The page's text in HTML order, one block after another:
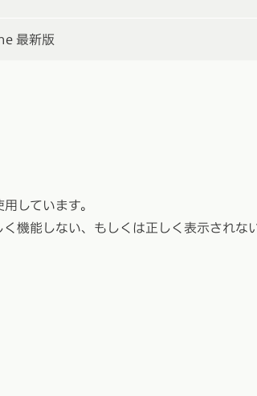
最新版
しています。
機能しない、もしくは正しく表示されな